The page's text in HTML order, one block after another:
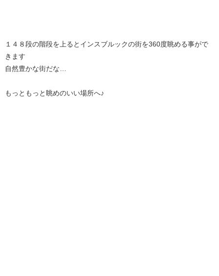
１４８段の階段を上るとインスブルックの街を360度眺める事がで
きます
自然豊かな街だな…
もっともっと眺めのいい場所へ♪